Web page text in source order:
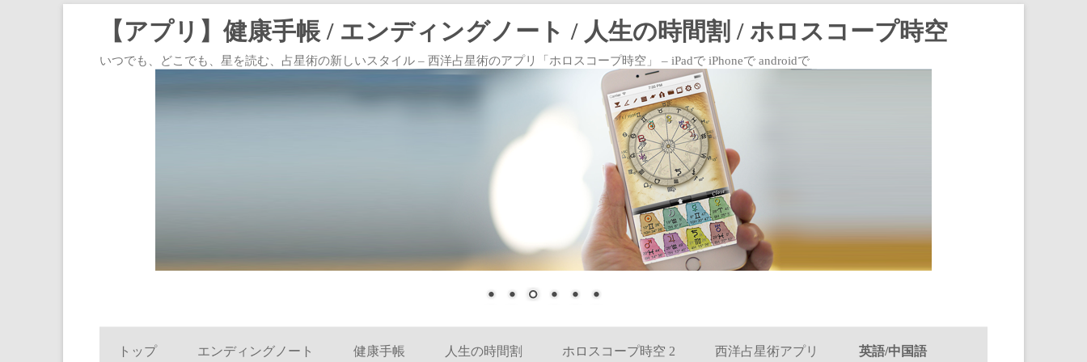
【アプリ】健康手帳 / エンディングノート / 人生の時間割 / ホロスコープ時空
いつでも、どこでも、星を読む、占星術の新しいスタイル – 西洋占星術のアプリ「ホロスコープ時空」 – iPadで iPhoneで androidで
トップ
エンディングノート 健康手帳 人生の時間割 ホロスコープ時空 2 西洋占星術アプリ 英語/中国語